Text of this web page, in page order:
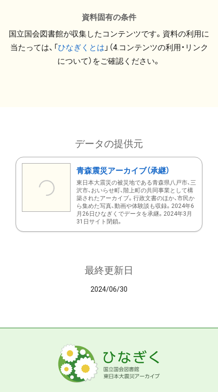
資料固有の条件
国立国会図書館が収集したコンテンツです。資料の利用に
当たっては、「ひなぎくとは 」（4.コンテンツの利用・リンク
について）をご確認ください。
データの提供元
青森震災アーカイブ（承継）
東日本大震災の被災地である青森県八戸市、三
沢市、おいらせ町、階上町の共同事業として構
築されたアーカイブ。行政文書のほか、市民か
ら集めた写真、動画や体験談も収録。2024年6
月26日ひなぎくでデータを承継。2024年3月
31日サイト閉鎖。
最終更新日
2024/06/30